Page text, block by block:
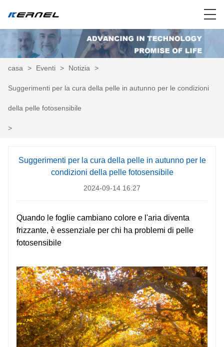
casa > Eventi > Notizia >
Suggerimenti per la cura della pelle in autunno per le condizioni
della pelle fotosensibile
>
Suggerimenti per la cura della pelle in autunno per le
condizioni della pelle fotosensibile
2024-09-14 16:27
Quando le foglie cambiano colore e l'aria diventa
frizzante, è essenziale per chi ha problemi di pelle
fotosensibile